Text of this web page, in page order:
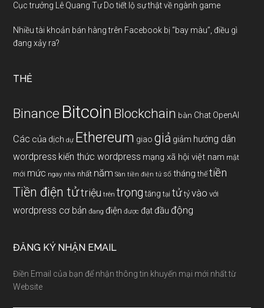
Cục trưởng Lê Quang Tự Do tiết lộ sự thật về ngành game
Nhiều tài khoản bán hàng trên Facebook bị “bay màu”, điều gì
đang xảy ra?
THẺ
Binance Bitcoin Blockchain bàn Chat OpenAI
Các của dịch dự Ethereum giao giả giảm hướng dẫn
wordpress kiến thức wordpress mạng xã hội việt nam mật
mới mức ngay nhà nhất năm Sàn tiền điện tử số tháng thế tiền
Tiền điện tửtriệu trên trọng tăng tại tử tỷ vào với
wordpress cơ bản đang điện được đạtđầu động
ĐĂNG KÝ NHẬN EMAIL
Điền Email của bạn để nhận thông tin khuyến mại mới nhất từ
Website